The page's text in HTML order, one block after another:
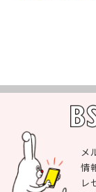
メ
情
レ